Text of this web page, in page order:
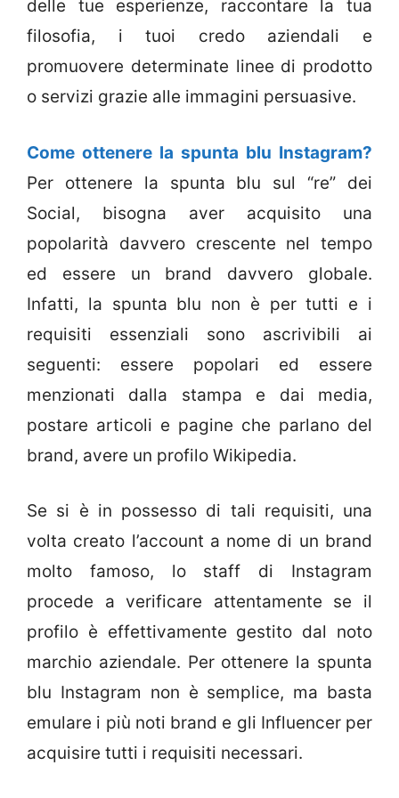
delle tue esperienze, raccontare la tua
filosofia, i tuoi credo aziendali e
promuovere determinate linee di prodotto
o servizi grazie alle immagini persuasive.
Come ottenere la spunta blu Instagram?
Per ottenere la spunta blu sul “re” dei
Social, bisogna aver acquisito una
popolarità davvero crescente nel tempo
ed essere un brand davvero globale.
Infatti, la spunta blu non è per tutti e i
requisiti essenziali sono ascrivibili ai
seguenti: essere popolari ed essere
menzionati dalla stampa e dai media,
postare articoli e pagine che parlano del
brand, avere un profilo Wikipedia.
Se si è in possesso di tali requisiti, una
volta creato l’account a nome di un brand
molto famoso, lo staff di Instagram
procede a verificare attentamente se il
profilo è effettivamente gestito dal noto
marchio aziendale. Per ottenere la spunta
blu Instagram non è semplice, ma basta
emulare i più noti brand e gli Influencer per
acquisire tutti i requisiti necessari.